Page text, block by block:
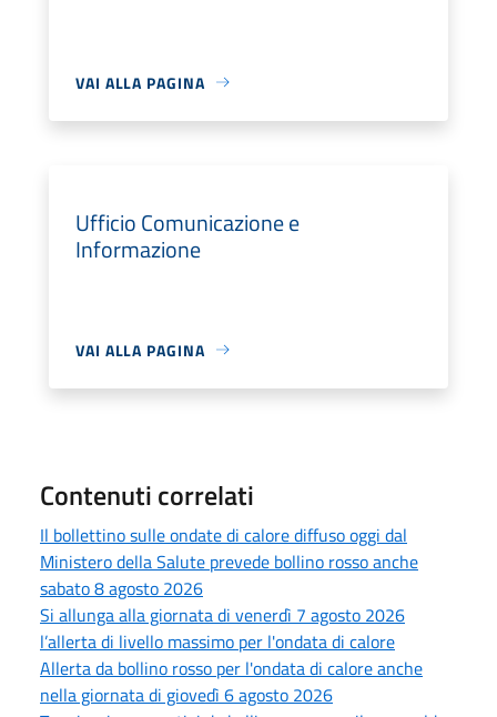
VAI ALLA PAGINA
Ufficio Comunicazione e
Informazione
VAI ALLA PAGINA
Contenuti correlati
Il bollettino sulle ondate di calore diffuso oggi dal
Ministero della Salute prevede bollino rosso anche
sabato 8 agosto 2026
Si allunga alla giornata di venerdì 7 agosto 2026
l’allerta di livello massimo per l'ondata di calore
Allerta da bollino rosso per l'ondata di calore anche
nella giornata di giovedì 6 agosto 2026